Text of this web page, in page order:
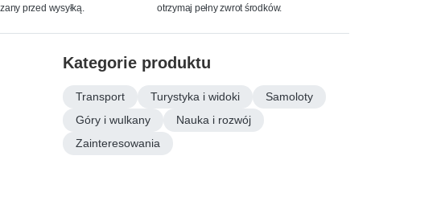
przed wysyłką.
otrzymaj pełny zwrot środków.
Kategorie produktu
Transport Turystyka i widoki
Samoloty
Góry i wulkany
Nauka i rozwój
Zainteresowania